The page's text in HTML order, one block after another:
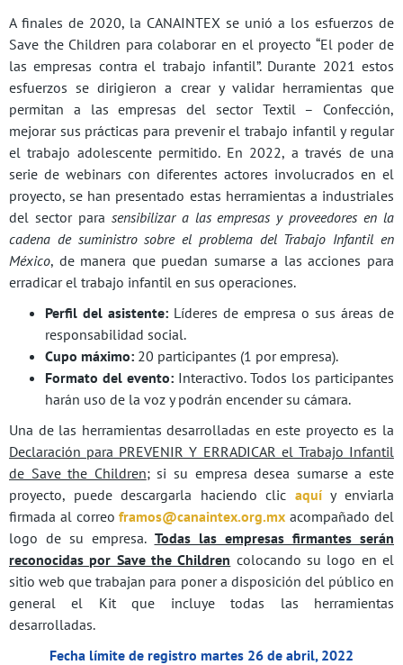
A finales de 2020, la CANAINTEX se unió a los esfuerzos de
Save the Children para colaborar en el proyecto “El poder de
las empresas contra el trabajo infantil”. Durante 2021 estos
esfuerzos se dirigieron a crear y validar herramientas que
permitan a las empresas del sector Textil – Confección,
mejorar sus prácticas para prevenir el trabajo infantil y regular
el trabajo adolescente permitido. En 2022, a través de una
serie de webinars con diferentes actores involucrados en el
proyecto, se han presentado estas herramientas a industriales
del sector para sensibilizar a las empresas y proveedores en la
cadena de suministro sobre el problema del Trabajo Infantil en
México, de manera que puedan sumarse a las acciones para
erradicar el trabajo infantil en sus operaciones.
Perfil del asistente: Líderes de empresa o sus áreas de
responsabilidad social.
Cupo máximo: 20 participantes (1 por empresa).
Formato del evento: Interactivo. Todos los participantes
harán uso de la voz y podrán encender su cámara.
Una de las herramientas desarrolladas en este proyecto es la
Declaración para PREVENIR Y ERRADICAR el Trabajo Infantil
de Save the Children; si su empresa desea sumarse a este
proyecto, puede descargarla haciendo clic aquíy enviarla
firmada al correoframos@canaintex.org.mx acompañado del
logo de su empresa. Todas las empresas firmantes serán
reconocidas por Save the Children colocando su logo en el
sitio web que trabajan para poner a disposición del público en
general el Kit que incluye todas las herramientas
desarrolladas.
Fecha límite de registro martes 26 de abril, 2022